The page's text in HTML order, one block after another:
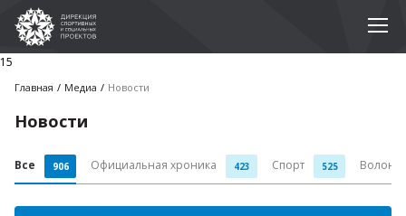
15
Главная Медиа Новости
Новости
Все 906 Официальная хроника 423 Спорт 525